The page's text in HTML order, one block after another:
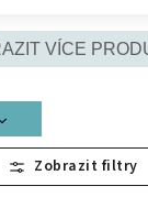
VÍCE